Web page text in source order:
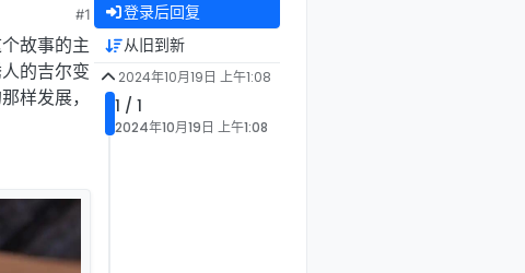
#1
故事的主
的吉尔变
样发展，
登录后回复
从旧到新
2024年10月19日 上午1:08
1 / 1
2024年10月19日 上午1:08